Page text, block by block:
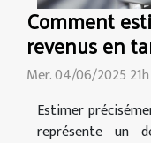
Comment
revenus en
Mer. 04/06/2025 21h
Estimer
représente un